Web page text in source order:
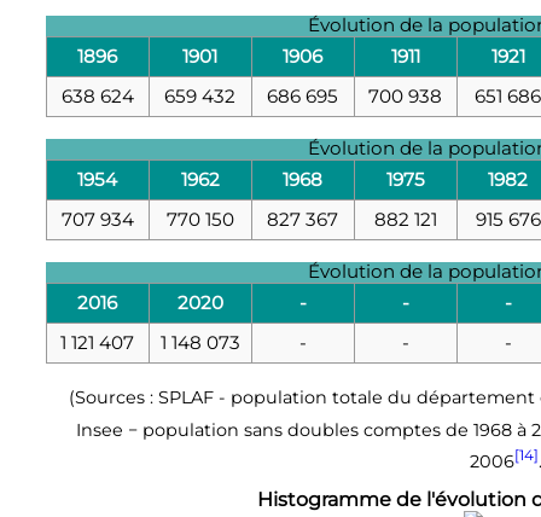
Évolution de la
1896
1901 1906 1911
1921
638 624
659 432 686 695 700 938 651 686
Évolution de la
1954
1962 1968 1975
1982
707 934
770 150 827 367 882 121 915 676
Évolution de la
2016
2020 - -
-
1 121 407
1 148 073 - - -
(Sources : SPLAF - population totale du
Insee − population sans doubles comptes de 1968 à
2006[14]
Histogramme de l'évolution